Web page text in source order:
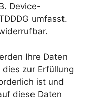
Device-
umfasst.
Ihre Daten
zur Erfüllung
ist und
diese Daten